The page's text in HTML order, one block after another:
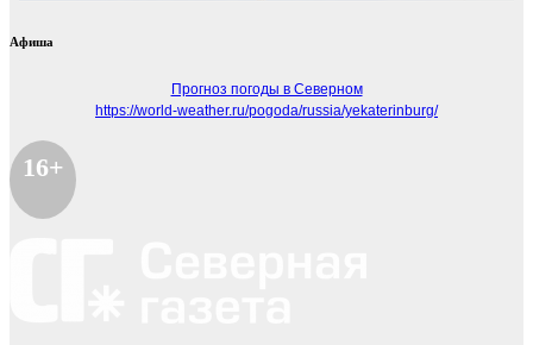
Афиша
Прогноз погоды в Северном
https://world-weather.ru/pogoda/russia/yekaterinburg/
16+